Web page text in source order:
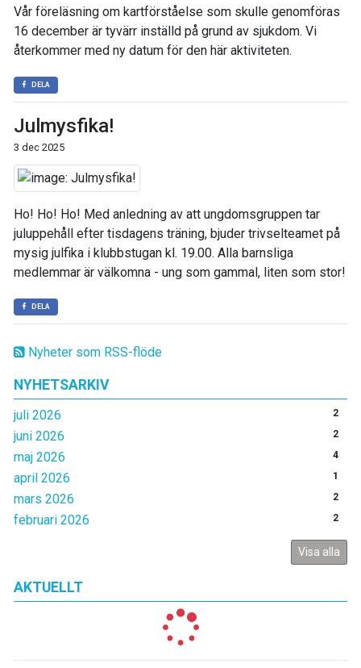
Nyheter som RSS-flöde
NYHETSARKIV
juli 2026 2
juni 2026 2
maj 2026 4
april 2026 1
mars 2026 2
februari 2026 2
Visa alla
AKTUELLT
Vår föreläsning om kartförståelse som skulle genomföras
16 december är tyvärr inställd på grund av sjukdom. Vi
återkommer med ny datum för den här aktiviteten.
DELA
Julmysfika!
3 dec 2025
Ho! Ho! Ho! Med anledning av att ungdomsgruppen tar
juluppehåll efter tisdagens träning, bjuder trivselteamet på
mysig julfika i klubbstugan kl. 19.00. Alla barnsliga
medlemmar är välkomna - ung som gammal, liten som stor!
DELA